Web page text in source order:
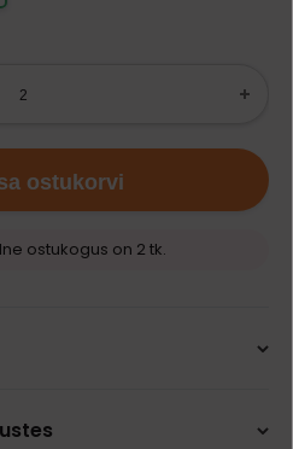
ostukorvi
ostukogus on 2 tk.